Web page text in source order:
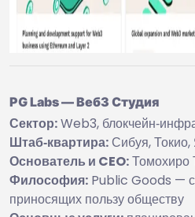
PG Labs — Веб3 Студия
Сектор:Web3,
Штаб‑квартира: Сибуя,
Основатель и CEO:Томохиро
Философия: Public Goods —
приносящих пользу обществу